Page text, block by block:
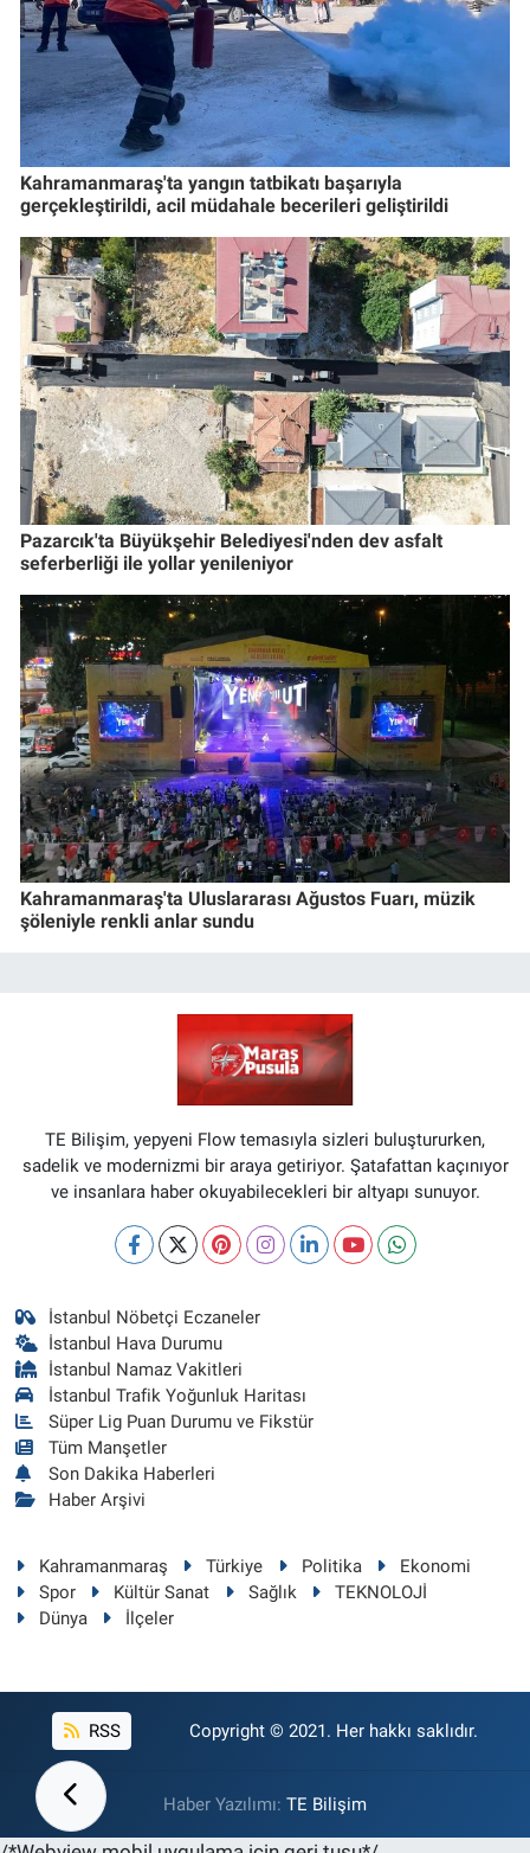
Kahramanmaraş'ta yangın tatbikatı başarıyla
gerçekleştirildi, acil müdahale becerileri geliştirildi
Pazarcık'ta Büyükşehir Belediyesi'nden dev asfalt
seferberliği ile yollar yenileniyor
Kahramanmaraş'ta Uluslararası Ağustos Fuarı, müzik
şöleniyle renkli anlar sundu
TE Bilişim, yepyeni Flow temasıyla sizleri buluştururken,
sadelik ve modernizmi bir araya getiriyor. Şatafattan kaçınıyor
ve insanlara haber okuyabilecekleri bir altyapı sunuyor.
İstanbul Nöbetçi Eczaneler
İstanbul Hava Durumu
İstanbul Namaz Vakitleri
İstanbul Trafik Yoğunluk Haritası
Süper Lig Puan Durumu ve Fikstür
Tüm Manşetler
Son Dakika Haberleri
Haber Arşivi
Kahramanmaraş Türkiye Politika
Ekonomi
Spor
Kültür Sanat Sağlık
TEKNOLOJİ
Dünya
İlçeler
RSS Copyright © 2021. Her hakkı saklıdır.
Haber Yazılımı: TE Bilişim